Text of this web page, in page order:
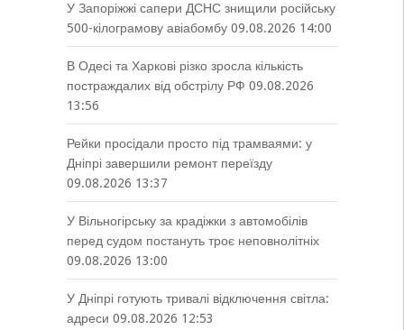
У Запоріжжі сапери ДСНС знищили російську
500-кілограмову авіабомбу 09.08.2026 14:00
В Одесі та Харкові різко зросла кількість
постраждалих від обстрілу РФ 09.08.2026
13:56
Рейки просідали просто під трамваями: у
Дніпрі завершили ремонт переїзду
09.08.2026 13:37
У Вільногірську за крадіжки з автомобілів
перед судом постануть троє неповнолітніх
09.08.2026 13:00
У Дніпрі готують тривалі відключення світла:
адреси 09.08.2026 12:53